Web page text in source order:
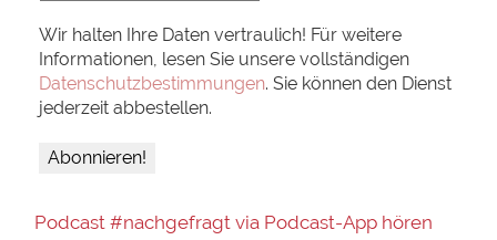
Wir halten Ihre Daten vertraulich! Für weitere
Informationen, lesen Sie unsere vollständigen
Datenschutzbestimmungen. Sie können den Dienst
jederzeit abbestellen.
Podcast #nachgefragt via Podcast-App hören